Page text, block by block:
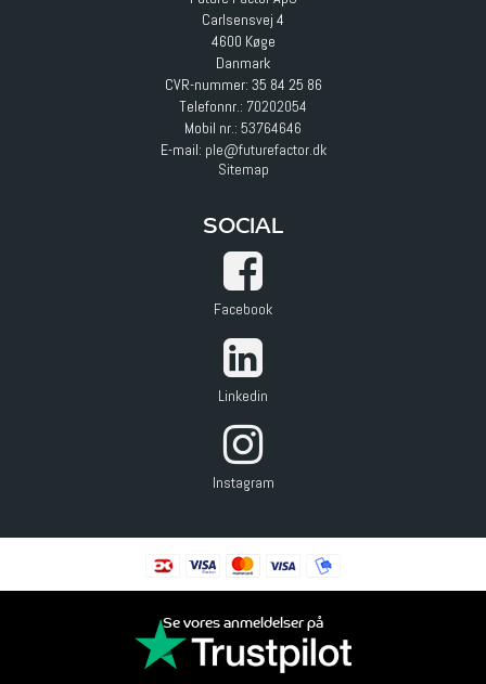
Carlsensvej 4
4600 Køge
Danmark
CVR-nummer: 35 84 25 86
Telefonnr.: 70202054
Mobil nr.: 53764646
E-mail: ple@futurefactor.dk
Sitemap
SOCIAL
Facebook
Linkedin
Instagram
Se vores anmeldelser på